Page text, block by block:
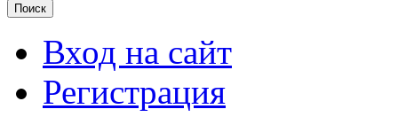
Вход на сайт
Регистрация